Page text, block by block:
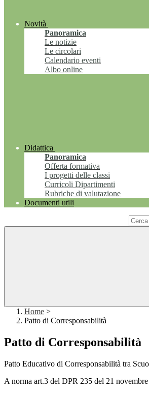
Novità
Panoramica
Le notizie
Le circolari
Calendario eventi
Albo online
Didattica
Panoramica
Offerta formativa
I progetti delle classi
Curricoli Dipartimenti
Rubriche di valutazione
Documenti utili
Home >
Patto di Corresponsabilità
Patto di Corresponsabilità
Patto Educativo di Corresponsabilità tra
A norma art.3 del DPR 235 del 21